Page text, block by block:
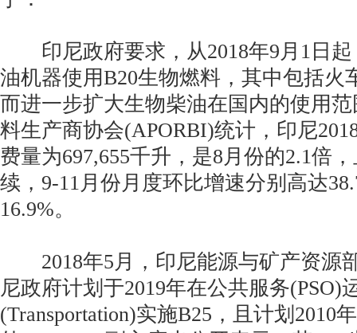
印尼政府要求，从2018年9月1日起
油机器使用B20生物燃料，其中包括火
而进一步扩大生物柴油在国内的使用
料生产商协会(APORBI)统计，印尼
费量为697,655千升，是8月份的2.1倍
续，9-11月份月度环比增速分别高达
16.9%。
2018年5月，印尼能源与矿产资源
尼政府计划于2019年在公共服务(PSO)
(Transportation)实施B25，且计划2010